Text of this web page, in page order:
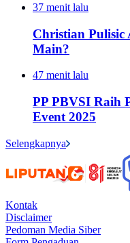
37 menit lalu
Christian Pulisic
Main?
47 menit lalu
PP PBVSI Raih
Event 2025
Selengkapnya
Kontak
Disclaimer
Pedoman Media Siber